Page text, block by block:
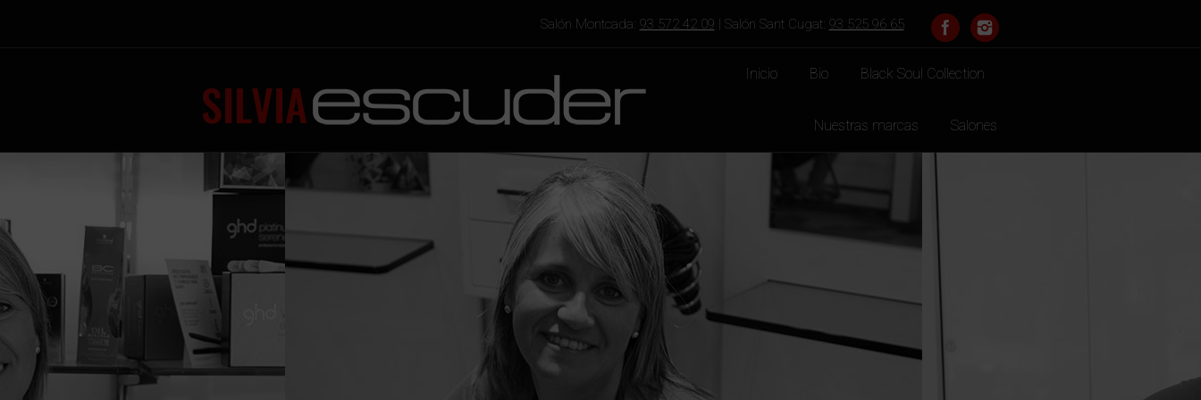
Salón Montcada: 93 572 42 09 | Salón Sant Cugat: 93 525 96 65
Inicio Bio Black Soul Collection
Nuestras marcas Salones